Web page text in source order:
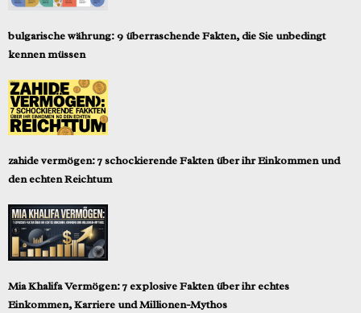
bulgarische währung: 9 überraschende Fakten, die Sie unbedingt
kennen müssen
zahide vermögen: 7 schockierende Fakten über ihr Einkommen und
den echten Reichtum
Mia Khalifa Vermögen: 7 explosive Fakten über ihr echtes
Einkommen, Karriere und Millionen-Mythos